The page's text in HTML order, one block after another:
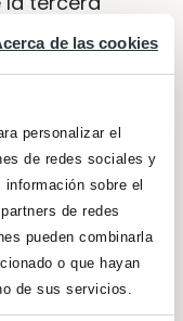
de las cookies
personalizar el
de redes sociales y
sobre el
de redes
pueden combinarla
o que hayan
de sus servicios.
son más
llanto o
sueño
hora de las
o tres días
se vaya
a la